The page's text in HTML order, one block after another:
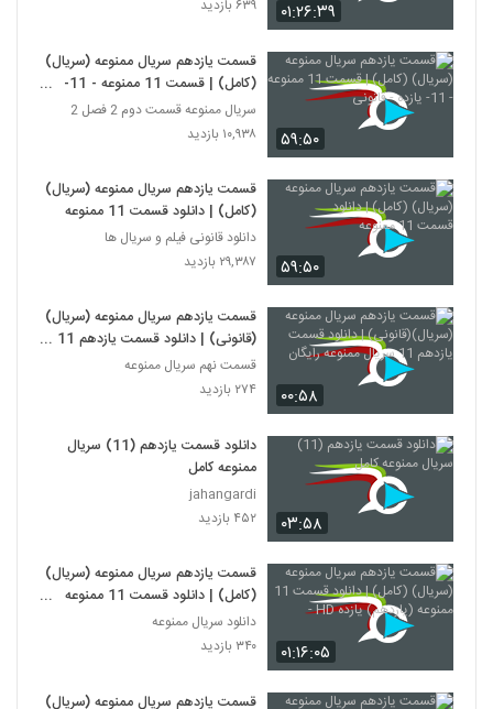
۰۱:۲۶:۳۹
۶۳۹ بازدید
۵۹:۵۰
قسمت یازدهم سریال ممنوعه (سریال)
(کامل) | قسمت 11 ممنوعه - 11-
یازده - قانونی
سریال ممنوعه قسمت دوم 2 فصل 2
۱۰,۹۳۸ بازدید
۵۹:۵۰
قسمت یازدهم سریال ممنوعه (سریال)
(کامل) | دانلود قسمت 11 ممنوعه
دانلود قانونی فیلم و سریال ها
۲۹,۳۸۷ بازدید
۰۰:۵۸
قسمت یازدهم سریال ممنوعه (سریال)
(قانونی) | دانلود قسمت یازدهم 11
سریال ممنوعه رایگان
قسمت نهم سریال ممنوعه
۲۷۴ بازدید
۰۳:۵۸
دانلود قسمت یازدهم (11) سریال
ممنوعه کامل
jahangardi
۴۵۲ بازدید
۰۱:۱۶:۰۵
قسمت یازدهم سریال ممنوعه (سریال)
(کامل) | دانلود قسمت 11 ممنوعه
(یازدهم) یازده HD -
دانلود سریال ممنوعه
۳۴۰ بازدید
قسمت یازدهم سریال ممنوعه (سریال)